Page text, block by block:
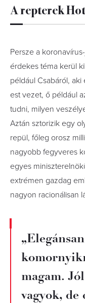
A repterek
Persze a
érdekes téma kerül
például Csabáról,
est vezet, ő például
tudni, milyen
Aztán sztorizik egy
repül, főleg orosz
nagyobb fegyveres
egyes
extrémen gazdag
nagyon racionálisan
magam.
vagyok, de